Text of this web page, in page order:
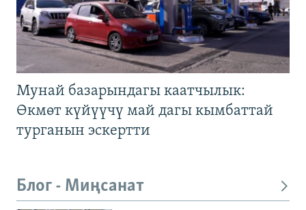
Мунай базарындагы каатчылык:
Өкмөт күйүүчү май дагы кымбаттай
турганын эскертти
Блог - Миңсанат